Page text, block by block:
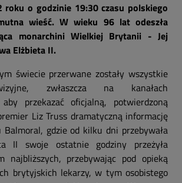
roku o godzinie 19:30 czasu polskiego
wieść. W wieku 96 lat odeszła
monarchini Wielkiej Brytanii - Jej
Elżbieta II.
świecie przerwane zostały wszystkie
zwłaszcza na kanałach
przekazać oficjalną, potwierdzoną
Liz Truss dramatyczną informację
Balmoral, gdzie od kilku dni przebywała
II swoje ostatnie godziny przeżyła
najbliższych, przebywając pod opieką
brytyjskich lekarzy, w tym osobistego